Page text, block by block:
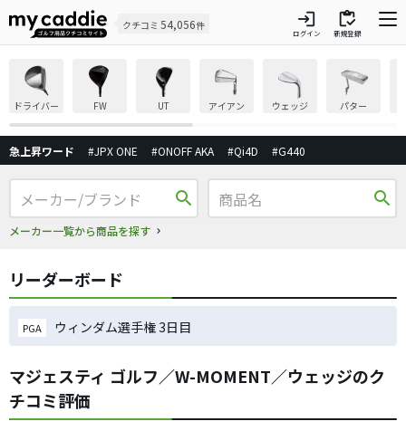
クチコミ 54,056件 login
ログイン
inventory
新規登録
ドライバー FW UT アイアン ウェッジ パター
急上昇ワード #JPX ONE #ONOFF AKA #Qi4D #G440
search
メーカー一覧から商品を探す
search
リーダーボード
PGA ウィンダム選手権 3日目
マジェスティ ゴルフ／W-MOMENT／ウェッジのク
チコミ評価